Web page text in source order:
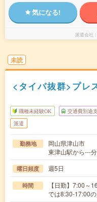
気になる!
派遣会社
未読
<タイパ抜群>プレ
職種未経験OK 交通費別途
派遣
勤務地
岡山県津山市
東津山駅から---
曜日頻度 週5日
時間
【日勤】7:00～
では8:30-17:00